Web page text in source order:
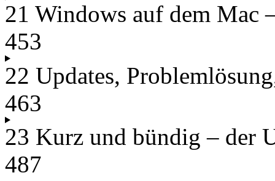
21 Windows auf dem Mac
453
22 Updates,
463
23 Kurz und bündig – der
487